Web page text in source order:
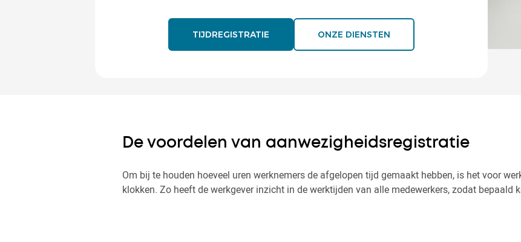
TIJDREGISTRATIE ONZE DIENSTEN
De voordelen van aanwezigheidsregistratie
Om bij te houden hoeveel uren werknemers de afgelopen tijd gemaakt hebben, is het voor
klokken. Zo heeft de werkgever inzicht in de werktijden van alle medewerkers, zodat bepaald